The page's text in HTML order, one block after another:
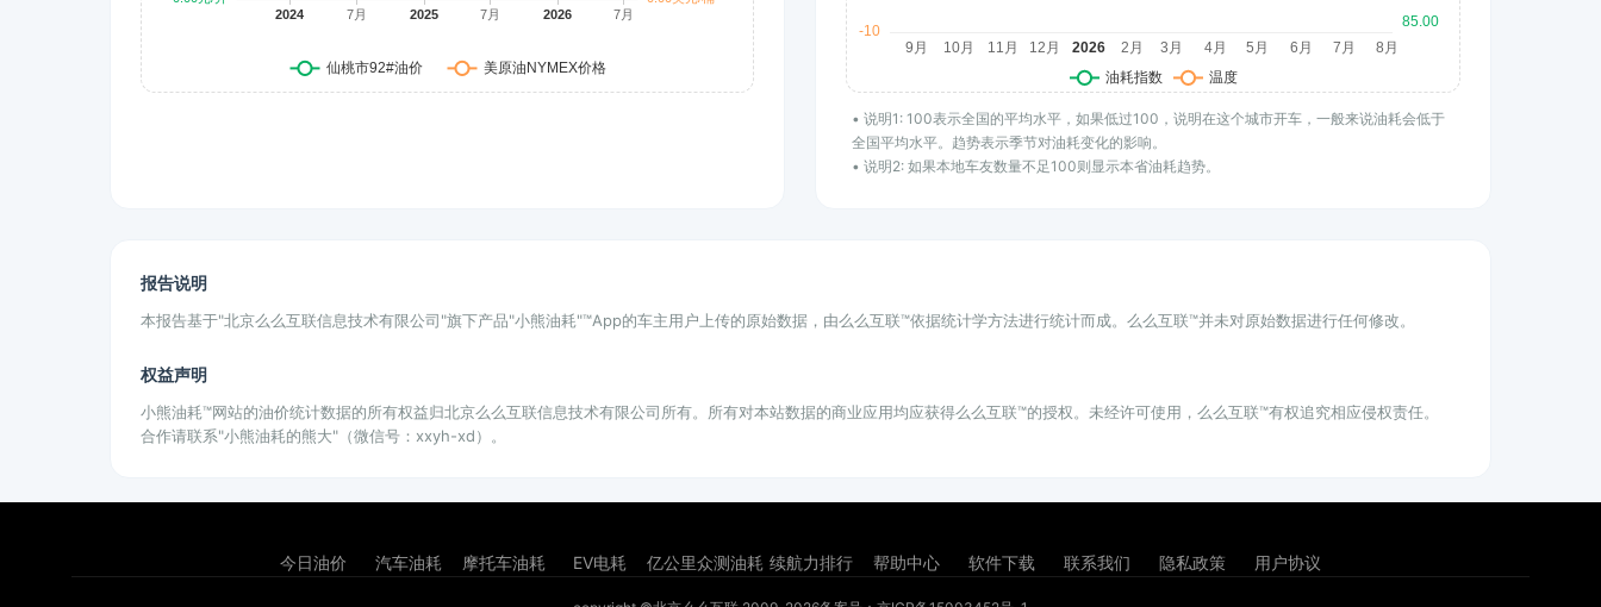
• 说明1: 100表示全国的平均水平，如果低过100，说明在这个城市开车，一般来说油耗会低于
全国平均水平。趋势表示季节对油耗变化的影响。
• 说明2: 如果本地车友数量不足100则显示本省油耗趋势。
报告说明
本报告基于"北京么么互联信息技术有限公司"旗下产品"小熊油耗"™App的车主用户上传的原始数据，由么么互联™依据统计学方法进行统计而成。么么互联™并未对原始数据进行任何修改。
权益声明
小熊油耗™网站的油价统计数据的所有权益归北京么么互联信息技术有限公司所有。所有对本站数据的商业应用均应获得么么互联™的授权。未经许可使用，么么互联™有权追究相应侵权责任。
合作请联系"小熊油耗的熊大"（微信号：xxyh-xd）。
今日油价 汽车油耗 摩托车油耗 EV电耗 亿公里众测油耗 续航力排行 帮助中心 软件下载 联系我们 隐私政策 用户协议